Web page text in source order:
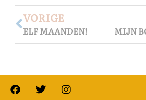
VORIGE
ELF MAANDEN!